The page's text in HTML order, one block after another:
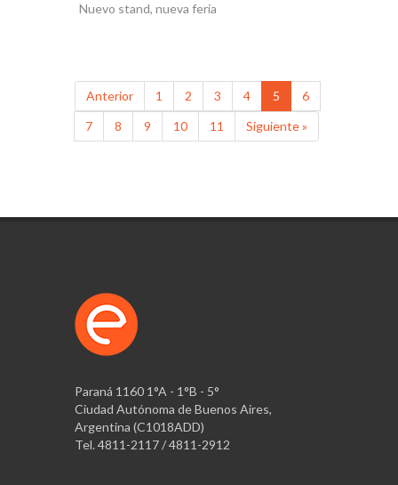
Nuevo stand, nueva feria
Anterior 1 2 3 4 5
6
7
8 9 10 11 Siguiente »
Paraná 1160 1°A - 1°B - 5°
Ciudad Autónoma de Buenos Aires,
Argentina (C1018ADD)
Tel. 4811-2117 / 4811-2912